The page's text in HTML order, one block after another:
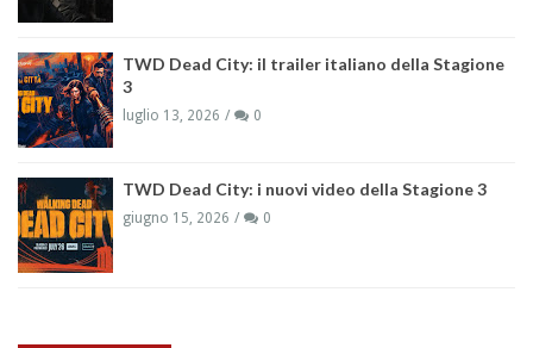
TWD Dead City: il trailer italiano della Stagione
3
luglio 13, 2026 0
TWD Dead City: i nuovi video della Stagione 3
giugno 15, 2026 0